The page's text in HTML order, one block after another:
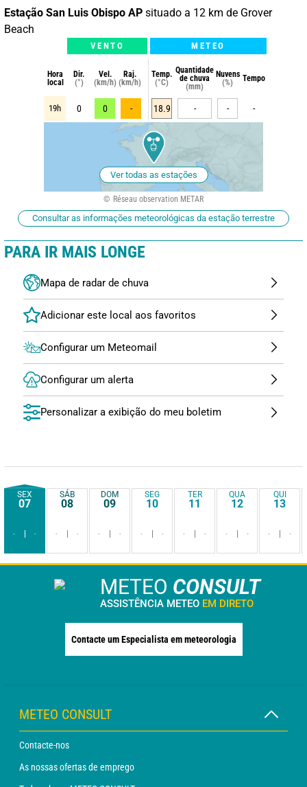
Estação San Luis Obispo AP situado a 12 km de Grover
Beach
VENTO METEO
Hora
local
Dir.
(°)
Vel.
(km/h)
Raj.
(km/h)
Temp.
(°C)
Quantidade
de chuva
(mm)
Nuvens
(%)
Tempo
19h 0 0 - 18.9 - - -
Ver todas as estações
Réseau observation METAR
Consultar as informações meteorológicas da estação terrestre
PARA IR MAIS LONGE
Mapa de radar de chuva
Configurar um Meteomail
Configurar um alerta
Personalizar a exibição do meu boletim
SEX
07
- -
SÁB
08
- -
DOM
09
- -
SEG
10
- -
TER
11
- -
QUA
12
- -
QUI
13
- -
METEO CONSULT
ASSISTÊNCIA METEO EM DIRETO
Contacte um Especialista em meteorologia
METEO CONSULT
Contacte-nos
As nossas ofertas de emprego